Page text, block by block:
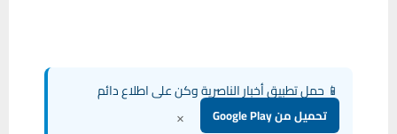
📱 حمل تطبيق أخبار الناصرية وكن على اطلاع دائم
تحميل من Google Play ×